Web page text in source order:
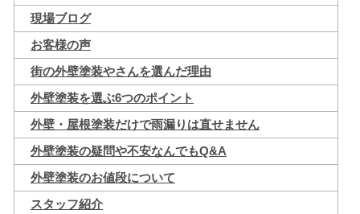
現場ブログ
お客様の声
街の外壁塗装やさんを選んだ理由
外壁塗装を選ぶ6つのポイント
外壁・屋根塗装だけで雨漏りは直せません
外壁塗装の疑問や不安なんでもQ&A
外壁塗装のお値段について
スタッフ紹介